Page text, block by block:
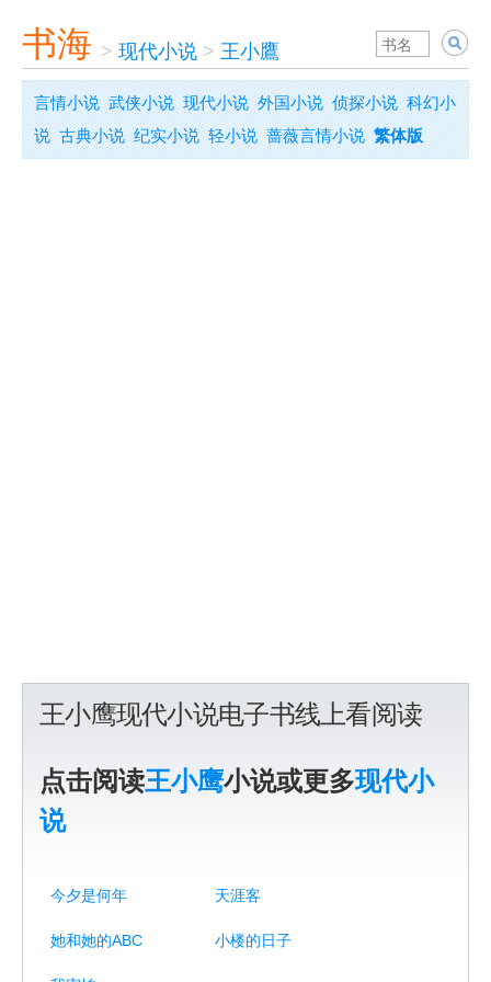
书海 > 现代小说 > 王小鷹
言情小说 武侠小说 现代小说 外国小说 侦探小说 科幻小
说 古典小说 纪实小说 轻小说 蔷薇言情小说 繁体版
王小鹰现代小说电子书线上看阅读
点击阅读王小鹰小说或更多现代小
说
今夕是何年 天涯客
她和她的ABC 小楼的日子